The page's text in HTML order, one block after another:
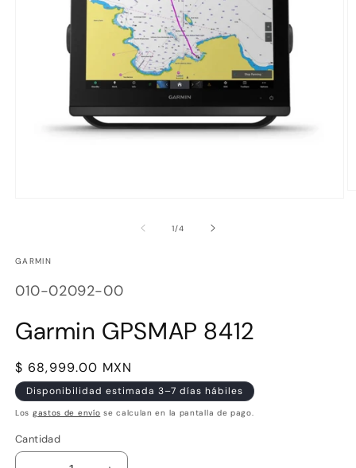
una
modal
1/de
4
GARMIN
SKU:
010-02092-00
Garmin GPSMAP 8412
Precio
habitual
$ 68,999.00 MXN
Disponibilidad estimada 3–7 días hábiles
Los gastos de envío se calculan en la pantalla de pago.
Cantidad